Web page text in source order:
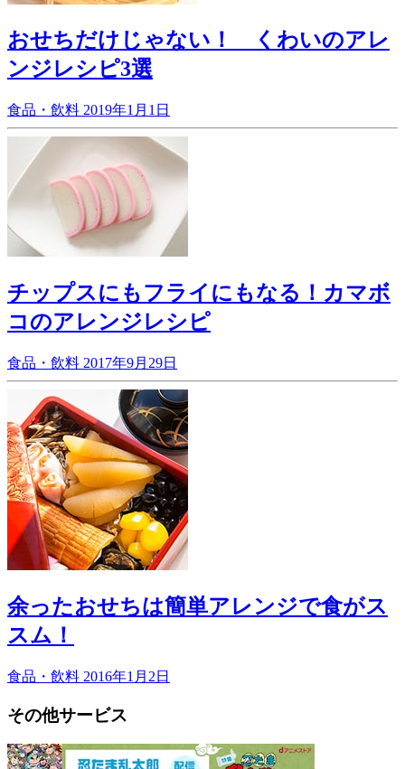
おせちだけじゃない！ くわいのアレ
ンジレシピ3選
食品・飲料 2019年1月1日
チップスにもフライにもなる！カマボ
コのアレンジレシピ
食品・飲料 2017年9月29日
余ったおせちは簡単アレンジで食がス
スム！
食品・飲料 2016年1月2日
その他サービス